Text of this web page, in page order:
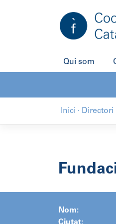
Qui som
Inici · Directori
Nom: